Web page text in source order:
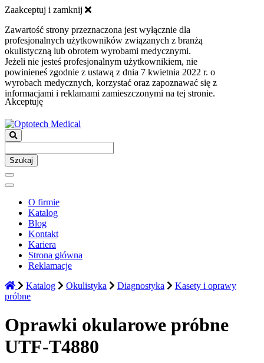
Zaakceptuj i zamknij
Zawartość strony przeznaczona jest wyłącznie dla
profesjonalnych użytkowników związanych z branżą
okulistyczną lub obrotem wyrobami medycznymi.
Jeżeli nie jesteś profesjonalnym użytkownikiem, nie
powinieneś zgodnie z ustawą z dnia 7 kwietnia 2022 r. o
wyrobach medycznych, korzystać oraz zapoznawać się z
informacjami i reklamami zamieszczonymi na tej stronie.
Akceptuję
Szukaj
O firmie
Katalog
Blog
Kontakt
Kariera
Strona główna
Reklamacje
Katalog
Okulistyka Diagnostyka
Kasety i oprawy
próbne
Oprawki okularowe próbne
UTF-T4880